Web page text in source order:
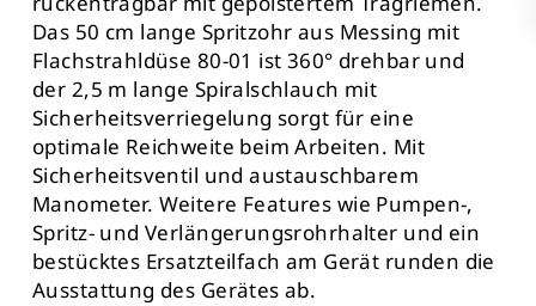
Das 50 cm lange Spritzohr aus Messing mit
Flachstrahldüse 80-01 ist 360° drehbar und
der 2,5 m lange Spiralschlauch mit
Sicherheitsverriegelung sorgt für eine
optimale Reichweite beim Arbeiten. Mit
Sicherheitsventil und austauschbarem
Manometer. Weitere Features wie Pumpen-,
Spritz- und Verlängerungsrohrhalter und ein
bestücktes Ersatzteilfach am Gerät runden die
Ausstattung des Gerätes ab.